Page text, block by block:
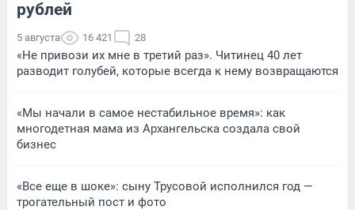
рублей
5 августа 16 421 28
«Не привози их мне в третий раз». Читинец 40 лет
разводит голубей, которые всегда к нему возвращаются
«Мы начали в самое нестабильное время»: как
многодетная мама из Архангельска создала свой
бизнес
«Все еще в шоке»: сыну Трусовой исполнился год —
трогательный пост и фото